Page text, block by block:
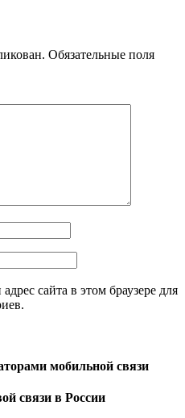
Обязательные поля
сайта в этом браузере для
мобильной связи
связи в России